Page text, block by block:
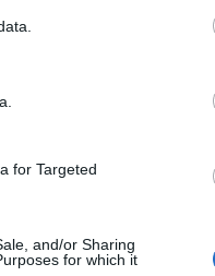
for Targeted
and/or Sharing
for which it